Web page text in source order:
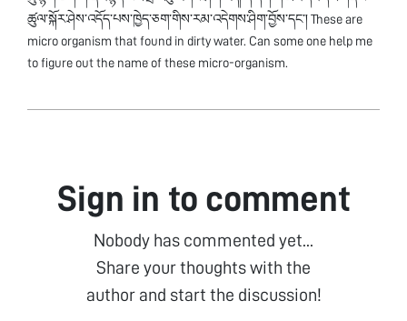
ཚུལ་སྐོར་ཤེས་འདོད་པས་ཁྱེད་ཅག་གིས་རམ་འདེགས་ཤིག་བྱོས་དང་། These are
micro organism that found in dirty water. Can some one help me
to figure out the name of these micro-organism.
Sign in to comment
Nobody has commented yet...
Share your thoughts with the
author and start the discussion!